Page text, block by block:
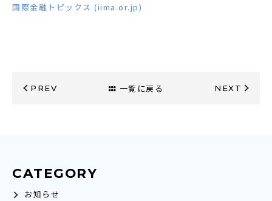
国際金融トピックス (iima.or.jp)
PREV 一覧に戻る NEXT
CATEGORY
お知らせ